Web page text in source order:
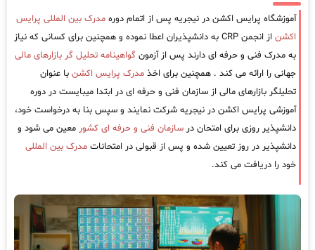
آموزشگاه پرایس اکشن در نیجریه پس از اتمام دوره مدرک بین المللی پرایس
اکشن
از انجمن CRP به دانشپذیران اعطا نموده و همچنین برای کسانی که نیاز
به مدرک فنی و حرفه ای دارند پس از آزمون گواهینامه تحلیل گر بازارهای مالی
جهانی را ارائه می کند . همچنین برای اخذ مدرک پرایس اکشن با عنوان
تحلیلگر بازارهای مالی از سازمان فنی و حرفه ای در ابتدا میبایست در دوره
آموزشی پرایس اکشن در نیجریه شرکت نمایند و سپس بنا به درخواست خود،
دانشپذیر روزی برای امتحان در سازمان فنی و حرفه ای کشور معین می شود و
دانشپذیر در روز تعیین شده و پس از قبولی در امتحانات مدرک بین المللی
خود را دریافت می کند.